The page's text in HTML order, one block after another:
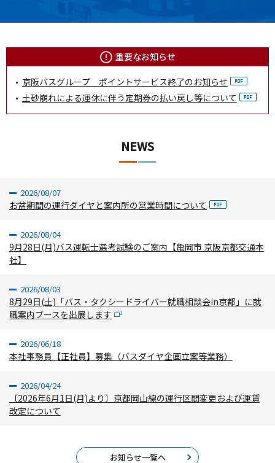
重要なお知らせ
京阪バスグループ ポイントサービス終了のお知らせ
土砂崩れによる運休に伴う定期券の払い戻し等について
NEWS
2026/08/07
お盆期間の運行ダイヤと案内所の営業時間について
2026/08/04
9月28日(月)バス運転士選考試験のご案内【亀岡市 京阪京都交通本
社】
2026/08/03
8月29日(土)「バス・タクシードライバー就職相談会in京都」に就
職案内ブースを出展します
2026/06/18
本社事務員【正社員】募集（バスダイヤ企画立案等業務）
2026/04/24
〔2026年6月1日(月)より〕京都岡山線の運行区間変更および運賃
改定について
お知らせ一覧へ